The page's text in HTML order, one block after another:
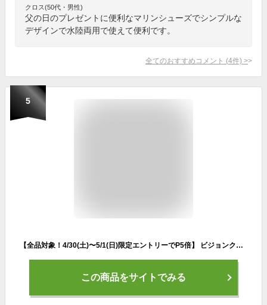
クロス(50代・男性)
父の日のプレゼントに便利なマリンシューズでシンプルな
デザインで水陸両用で使えて便利です。
全てのおすすめコメント (4件) >
5
【全品対象！4/30(土)〜5/1(日)限定エントリーでP5倍】 ビジョンクエスト VISION QUEST フィットネス トレーニングステッパー VQ580107I22
この商品をサイトでみる